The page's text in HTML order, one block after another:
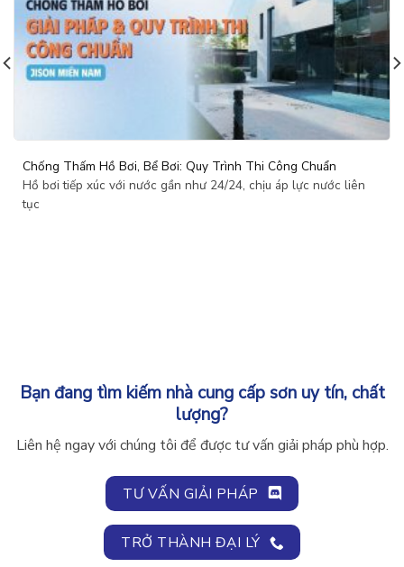
Chống Thấm Hồ Bơi, Bể Bơi: Quy Trình Thi Công Chuẩn
Hồ bơi tiếp xúc với nước gần như 24/24, chịu áp lực nước liên
tục
Bạn đang tìm kiếm nhà cung cấp sơn uy tín, chất
lượng?
Liên hệ ngay với chúng tôi để được tư vấn giải pháp phù hợp.
TƯ VẤN GIẢI PHÁP
TRỞ THÀNH ĐẠI LÝ